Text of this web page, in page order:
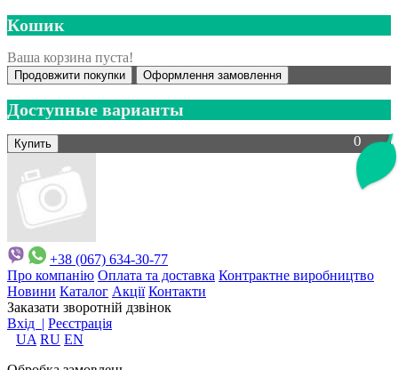
Кошик
Ваша корзина пуста!
Продовжити покупки Оформлення замовлення
0
Доступные варианты
+38 (067) 634-30-77
Про компанію Оплата та доставка Контрактне виробництво
Новини Каталог Акції Контакти
Заказати зворотній дзвінок
Вхід | Реєстрація
UA RU EN